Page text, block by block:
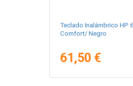
Teclado Inalámbrico HP
Comfort/ Negro
61,50 €